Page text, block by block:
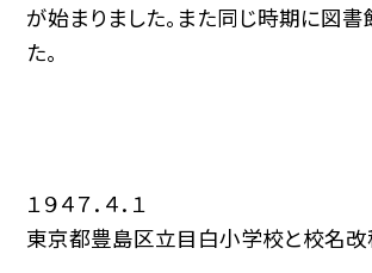
が始まりました。また同じ時期に図
た。
１９４７．４．１
東京都豊島区立目白小学校と校名改